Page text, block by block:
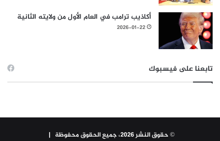
أكاذيب ترامب في العام الأول من ولايته الثانية
2026-01-22
تابعنا على فيسبوك
© حقوق النشر 2026، جميع الحقوق محفوظة |